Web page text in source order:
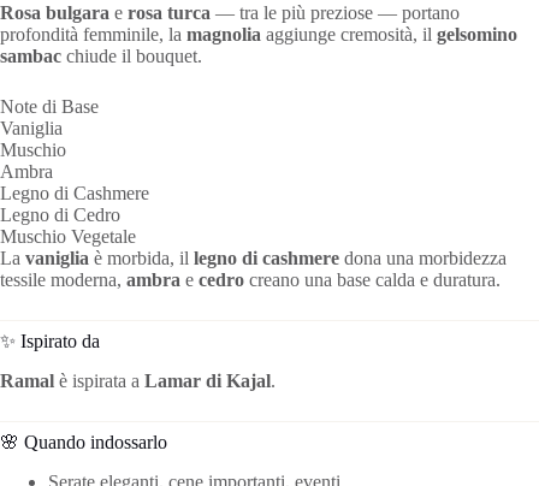
Rosa bulgara e rosa turca — tra le più preziose — portano
profondità femminile, la magnolia aggiunge cremosità, il gelsomino
sambac chiude il bouquet.
Note di Base
Vaniglia
Muschio
Ambra
Legno di Cashmere
Legno di Cedro
Muschio Vegetale
La vaniglia è morbida, il legno di cashmere dona una morbidezza
tessile moderna, ambra e cedro creano una base calda e duratura.
✨ Ispirato da
Ramal è ispirata a Lamar di Kajal.
🌸 Quando indossarlo
Serate eleganti, cene importanti, eventi